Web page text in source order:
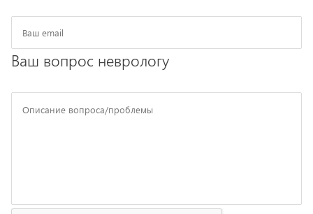
Ваш вопрос неврологу